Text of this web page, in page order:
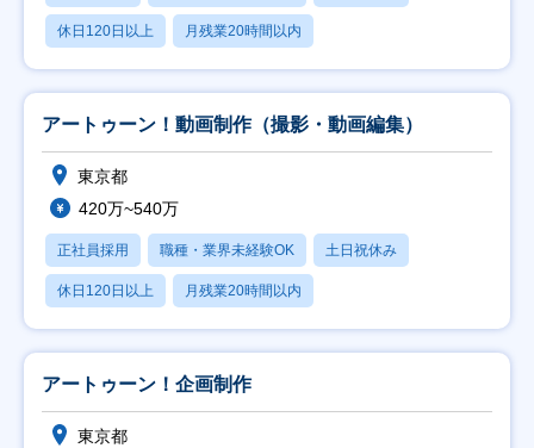
休日120日以上 月残業20時間以内
アートゥーン！動画制作（撮影・動画編集）
東京都
420万~540万
正社員採用 職種・業界未経験OK 土日祝休み
休日120日以上 月残業20時間以内
アートゥーン！企画制作
東京都